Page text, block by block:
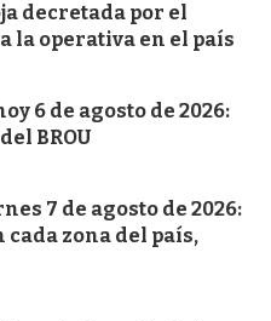
decretada por el
la operativa en el país
6 de agosto de 2026:
BROU
7 de agosto de 2026:
cada zona del país,